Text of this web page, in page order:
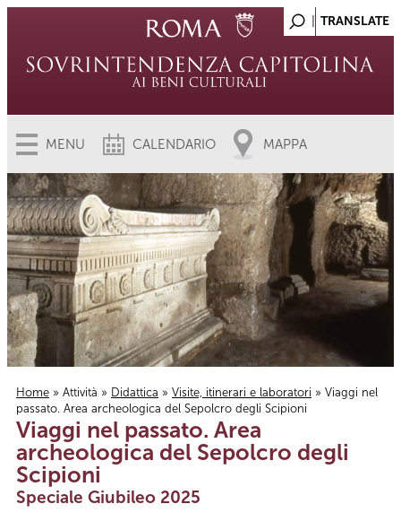
MENU CALENDARIO MAPPA
Tu sei qui
Home » Attività » Didattica » Visite, itinerari e laboratori » Viaggi nel
passato. Area archeologica del Sepolcro degli Scipioni
Viaggi nel passato. Area
archeologica del Sepolcro degli
Scipioni
Speciale Giubileo 2025